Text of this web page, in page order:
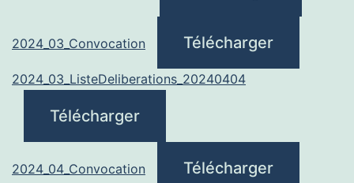
2024_03_Convocation Télécharger
2024_03_ListeDeliberations_20240404
Télécharger
2024_04_Convocation Télécharger